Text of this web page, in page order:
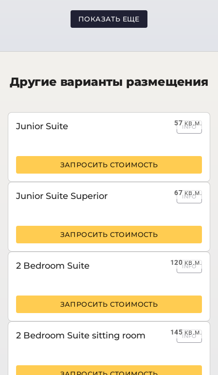
ПОКАЗАТЬ ЕЩЕ
Другие варианты размещения
57кв.м.
Junior Suite INFO
ЗАПРОСИТЬ СТОИМОСТЬ
67кв.м.
Junior Suite Superior INFO
ЗАПРОСИТЬ СТОИМОСТЬ
120кв.м.
2 Bedroom Suite INFO
ЗАПРОСИТЬ СТОИМОСТЬ
145кв.м.
2 Bedroom Suite sitting room INFO